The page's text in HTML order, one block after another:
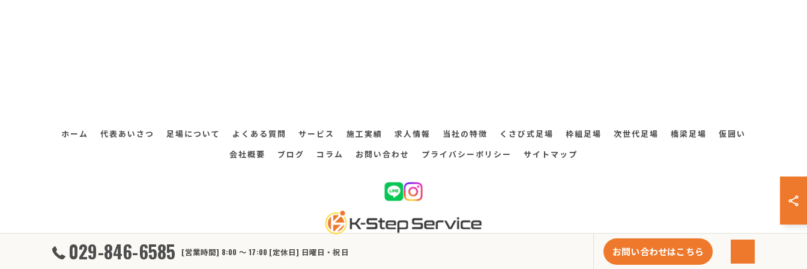
029-846-6585 [営業時間] 8:00 ～ 17:00 [定休日] 日曜日・祝日 お問い合わせはこちら
ホーム 代表あいさつ 足場について よくある質問 サービス 施工実績 求人情報 当社の特徴 くさび式足場 枠組足場 次世代足場 橋梁足場
仮囲い
会社概要
ブログ コラム お問い合わせ プライバシーポリシー サイトマップ
© 2026 茨城県稲敷郡阿見町の足場工事なら株式会社K-ステップサービス ALL RIGHTS RESERVED.